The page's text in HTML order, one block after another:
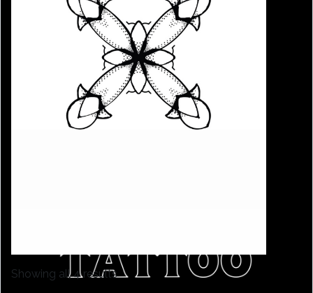
Showing all 4 results